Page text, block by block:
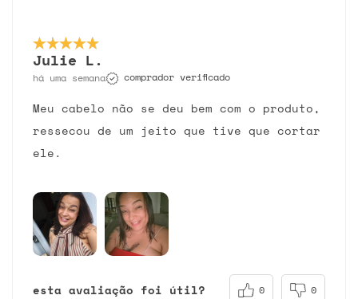
Julie L.
há uma semana comprador verificado
Meu cabelo não se deu bem com o produto,
ressecou de um jeito que tive que cortar
ele.
esta avaliação foi útil? 0 0